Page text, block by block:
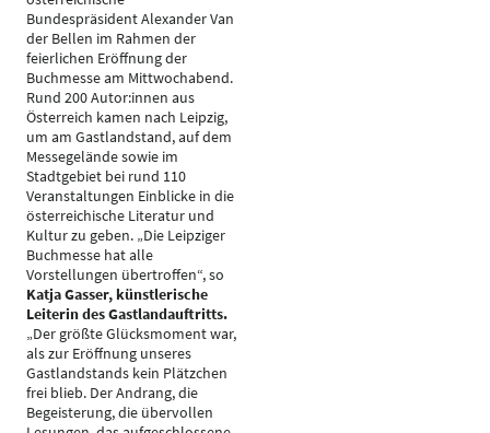
Bundespräsident Alexander Van
der Bellen im Rahmen der
feierlichen Eröffnung der
Buchmesse am Mittwochabend.
Rund 200 Autor:innen aus
Österreich kamen nach Leipzig,
um am Gastlandstand, auf dem
Messegelände sowie im
Stadtgebiet bei rund 110
Veranstaltungen Einblicke in die
österreichische Literatur und
Kultur zu geben. „Die Leipziger
Buchmesse hat alle
Vorstellungen übertroffen“, so
Katja Gasser, künstlerische
Leiterin des Gastlandauftritts.
„Der größte Glücksmoment war,
als zur Eröffnung unseres
Gastlandstands kein Plätzchen
frei blieb. Der Andrang, die
Begeisterung, die übervollen